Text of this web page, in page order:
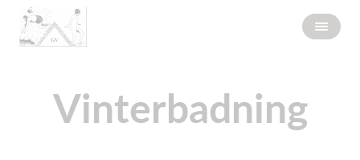
Vinterbadning